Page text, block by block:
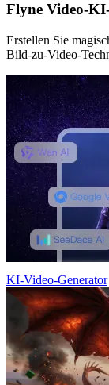
Flyne Video-
Erstellen Sie
Bild-zu-Video-
KI-Video-Generator